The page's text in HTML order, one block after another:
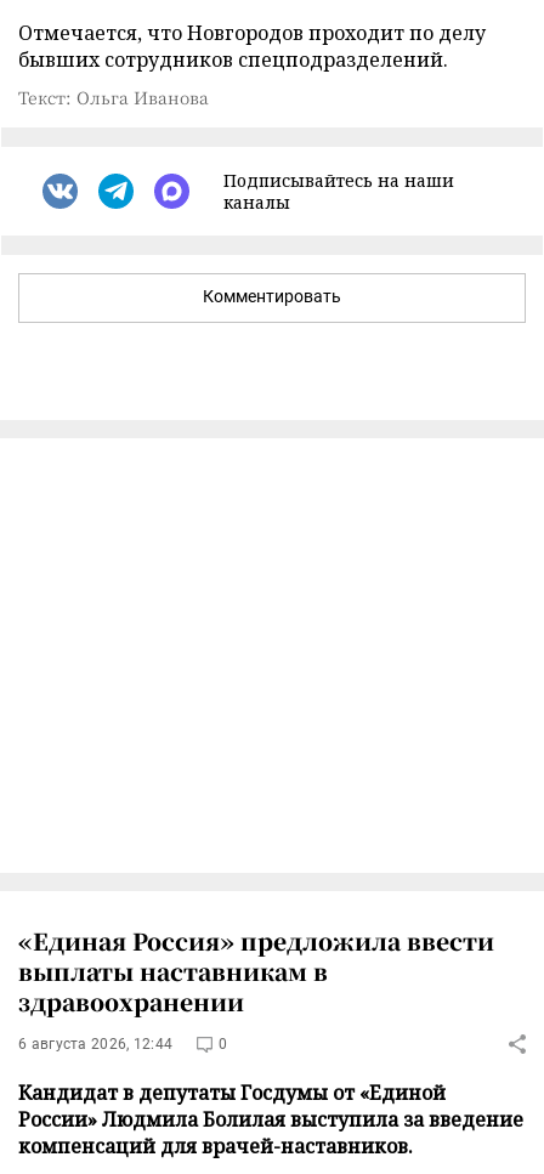
Отмечается, что Новгородов проходит по делу
бывших сотрудников спецподразделений.
Текст: Ольга Иванова
Подписывайтесь на наши
каналы
Комментировать
«Единая Россия» предложила ввести
выплаты наставникам в
здравоохранении
6 августа 2026, 12:44 0
Кандидат в депутаты Госдумы от «Единой
России» Людмила Болилая выступила за введение
компенсаций для врачей-наставников.